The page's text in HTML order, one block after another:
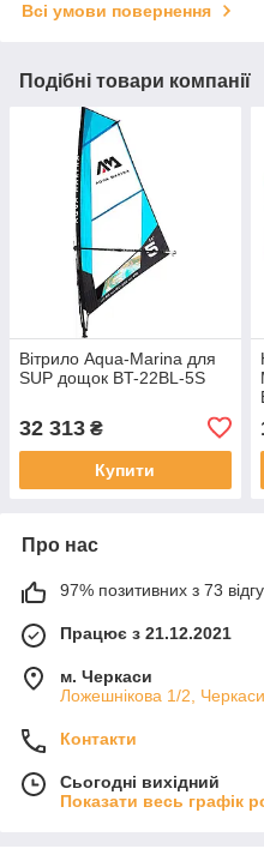
Всі умови повернення
Подібні товари компанії
Вітрило Aqua-Marina для
SUP дощок BT-22BL-5S
32 313 ₴
Купити
Про нас
97% позитивних з 73
Працює з 21.12.2021
м. Черкаси
Ложешнікова 1/2,
Контакти
Сьогодні вихідний
Показати весь графік